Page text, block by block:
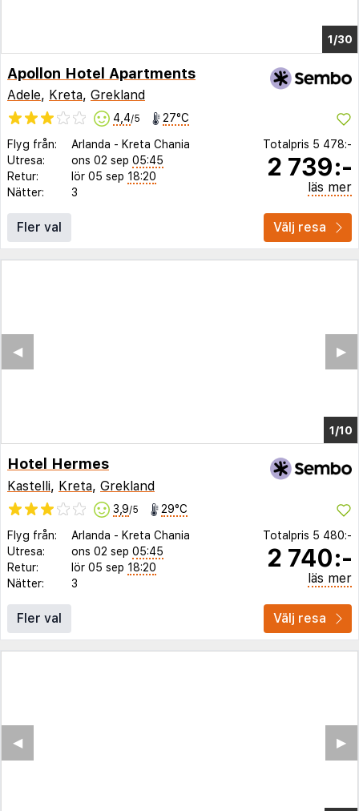
1/26
Apollon Hotel Apartments
Adele, Kreta, Grekland
4,4/5 27°C
Flyg från: Arlanda - Kreta Chania
Utresa:
ons 02 sep 05:45
Retur:
lör 05 sep 18:20
Nätter:
3
Totalpris 5 478:-
2 739:-
läs mer
Fler val Välj resa
1/5
▶︎
◀︎
Hotel Hermes
Kastelli, Kreta, Grekland
3,9/5 29°C
Flyg från: Arlanda - Kreta Chania
Utresa:
ons 02 sep 05:45
Retur:
lör 05 sep 18:20
Nätter:
3
Totalpris 5 480:-
2 740:-
läs mer
Fler val Välj resa
▶︎
◀︎